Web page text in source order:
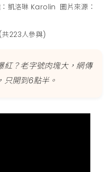
凱洛琳 Karolin 圖片來源：
(共223人參與)
紅？老字號肉塊大，網傳
只開到6點半。